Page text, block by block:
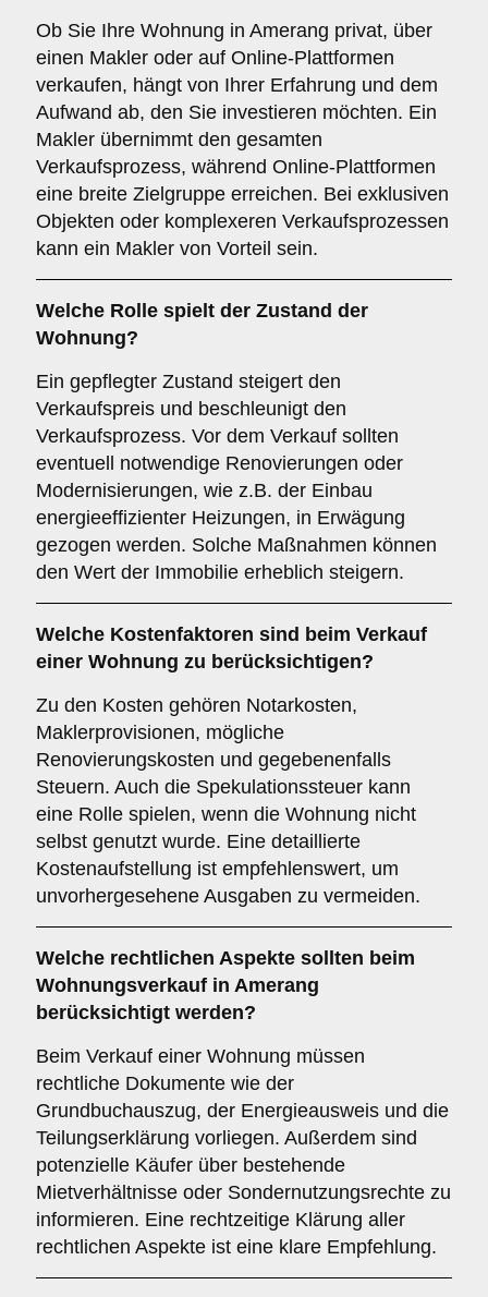
Ob Sie Ihre Wohnung in Amerang privat, über
einen Makler oder auf Online-Plattformen
verkaufen, hängt von Ihrer Erfahrung und dem
Aufwand ab, den Sie investieren möchten. Ein
Makler übernimmt den gesamten
Verkaufsprozess, während Online-Plattformen
eine breite Zielgruppe erreichen. Bei exklusiven
Objekten oder komplexeren Verkaufsprozessen
kann ein Makler von Vorteil sein.
Welche Rolle spielt der Zustand der
Wohnung?
Ein gepflegter Zustand steigert den
Verkaufspreis und beschleunigt den
Verkaufsprozess. Vor dem Verkauf sollten
eventuell notwendige Renovierungen oder
Modernisierungen, wie z.B. der Einbau
energieeffizienter Heizungen, in Erwägung
gezogen werden. Solche Maßnahmen können
den Wert der Immobilie erheblich steigern.
Welche Kostenfaktoren sind beim Verkauf
einer Wohnung zu berücksichtigen?
Zu den Kosten gehören Notarkosten,
Maklerprovisionen, mögliche
Renovierungskosten und gegebenenfalls
Steuern. Auch die Spekulationssteuer kann
eine Rolle spielen, wenn die Wohnung nicht
selbst genutzt wurde. Eine detaillierte
Kostenaufstellung ist empfehlenswert, um
unvorhergesehene Ausgaben zu vermeiden.
Welche rechtlichen Aspekte sollten beim
Wohnungsverkauf in Amerang
berücksichtigt werden?
Beim Verkauf einer Wohnung müssen
rechtliche Dokumente wie der
Grundbuchauszug, der Energieausweis und die
Teilungserklärung vorliegen. Außerdem sind
potenzielle Käufer über bestehende
Mietverhältnisse oder Sondernutzungsrechte zu
informieren. Eine rechtzeitige Klärung aller
rechtlichen Aspekte ist eine klare Empfehlung.